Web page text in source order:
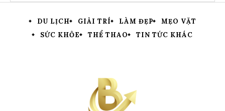
DU LỊCH GIẢI TRÍ LÀM ĐẸP
MẸO VẶT
SỨC KHỎE
THỂ THAO TIN TỨC KHÁC